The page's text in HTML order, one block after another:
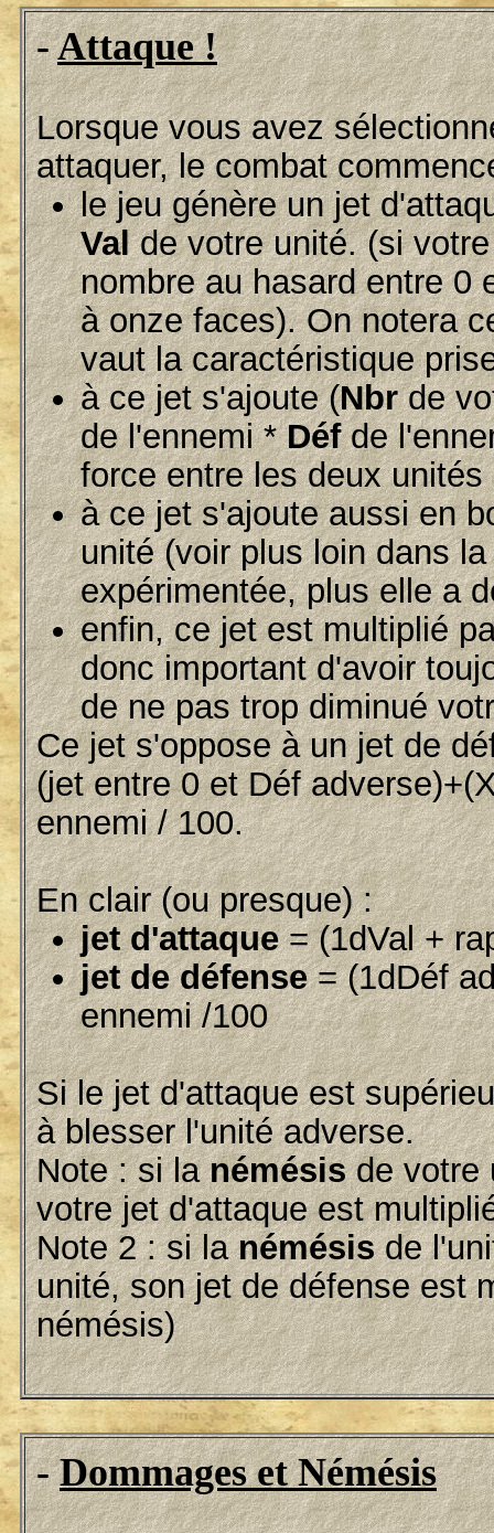
-Attaque !
Lorsque vous avez
attaquer, le combat
le jeu génère un jet
Valde votre unité. (si
nombre au hasard entre 0
à onze faces). On notera
vaut la caractéristique
à ce jet s'ajoute (Nbrde
de l'ennemi *Défde
force entre les deux
à ce jet s'ajoute aussi en
unité (voir plus loin dans
expérimentée, plus elle a
enfin, ce jet est multiplié
donc important d'avoir
de ne pas trop diminué
Ce jet s'oppose à un jet de
(jet entre 0 et Déf
ennemi / 100.
En clair (ou presque) :
jet d'attaque= (1dVal +
jet de défense= (1dDéf
ennemi /100
Si le jet d'attaque est
à blesser l'unité adverse.
Note : si lanémésisde votre
votre jet d'attaque est
Note 2 : si lanémésisde
unité, son jet de défense est
némésis)
-Dommages et Némésis